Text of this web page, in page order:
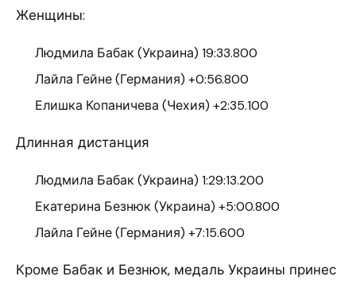
Женщины:
Людмила Бабак (Украина) 19:33.800
Лайла Гейне (Германия) +0:56.800
Елишка Копаничева (Чехия) +2:35.100
Длинная дистанция
Людмила Бабак (Украина) 1:29:13.200
Екатерина Безнюк (Украина) +5:00.800
Лайла Гейне (Германия) +7:15.600
Кроме Бабак и Безнюк, медаль Украины принес